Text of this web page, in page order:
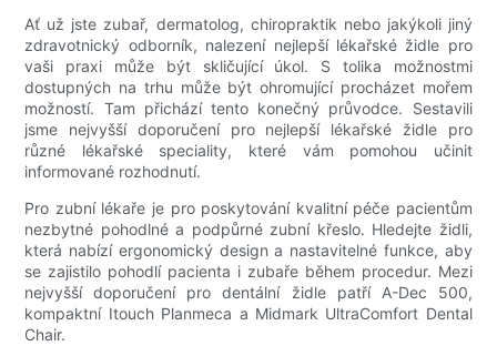
Ať už jste zubař, dermatolog, chiropraktik nebo jakýkoli jiný
zdravotnický odborník, nalezení nejlepší lékařské židle pro
vaši praxi může být skličující úkol. S tolika možnostmi
dostupných na trhu může být ohromující procházet mořem
možností. Tam přichází tento konečný průvodce. Sestavili
jsme nejvyšší doporučení pro nejlepší lékařské židle pro
různé lékařské speciality, které vám pomohou učinit
informované rozhodnutí.
Pro zubní lékaře je pro poskytování kvalitní péče pacientům
nezbytné pohodlné a podpůrné zubní křeslo. Hledejte židli,
která nabízí ergonomický design a nastavitelné funkce, aby
se zajistilo pohodlí pacienta i zubaře během procedur. Mezi
nejvyšší doporučení pro dentální židle patří A-Dec 500,
kompaktní Itouch Planmeca a Midmark UltraComfort Dental
Chair.